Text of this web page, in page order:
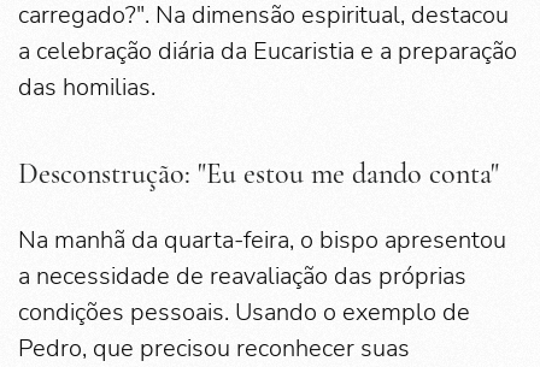
carregado?". Na dimensão espiritual, destacou
a celebração diária da Eucaristia e a preparação
das homilias.
Desconstrução: "Eu estou me dando conta"
Na manhã da quarta-feira, o bispo apresentou
a necessidade de reavaliação das próprias
condições pessoais. Usando o exemplo de
Pedro, que precisou reconhecer suas